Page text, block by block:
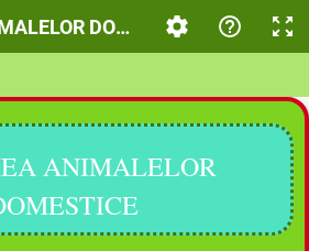
DOMESTICE
ANIMALELOR